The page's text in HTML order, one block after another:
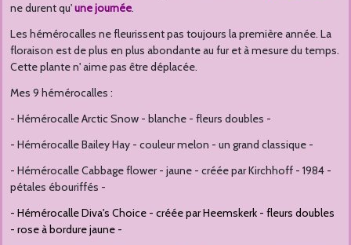
ne durent qu'une journée.
Les hémérocalles ne fleurissent pas toujours la première année. La
floraison est de plus en plus abondante au fur et à mesure du temps.
Cette plante n' aime pas être déplacée.
Mes 9 hémérocalles :
- Hémérocalle Arctic Snow - blanche - fleurs doubles -
- Hémérocalle Bailey Hay - couleur melon - un grand classique -
- Hémérocalle Cabbage flower - jaune - créée par Kirchhoff - 1984 -
pétales ébouriffés -
- Hémérocalle Diva's Choice - créée par Heemskerk - fleurs doubles
- rose à bordure jaune -